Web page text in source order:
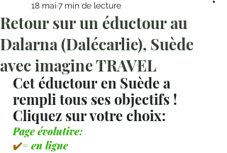
Retour sur un éductour au
Dalarna (Dalécarlie), Suède
avec imagine TRAVEL
18 mai 7 min de lecture
Cet éductour en Suède a
rempli tous ses objectifs !
Cliquez sur votre choix:
Page évolutive:
✔️= en ligne